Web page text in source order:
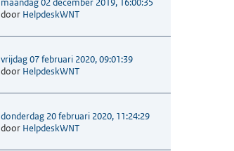
maandag 02 december 2019, 16:00:35
door HelpdeskWNT
vrijdag 07 februari 2020, 09:01:39
door HelpdeskWNT
donderdag 20 februari 2020, 11:24:29
door HelpdeskWNT